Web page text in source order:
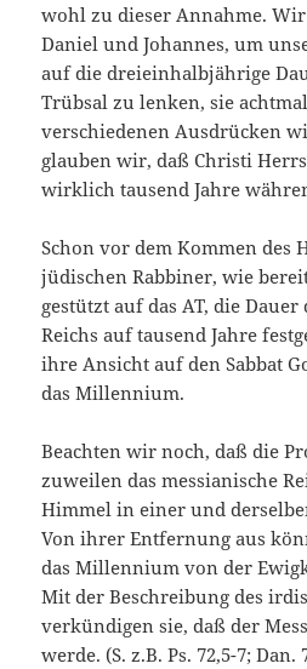
wohl zu dieser Annahme.
Daniel und Johannes, um
auf die dreieinhalbjährige
Trübsal zu lenken, sie
verschiedenen Ausdrücken
glauben wir, daß Christi
wirklich tausend Jahre
Schon vor dem Kommen des
jüdischen Rabbiner, wie
gestützt auf das AT, die Dauer
Reichs auf tausend Jahre
ihre Ansicht auf den Sabbat
das Millennium.
Beachten wir noch, daß die
zuweilen das messianische
Himmel in einer und
Von ihrer Entfernung aus
das Millennium von der
Mit der Beschreibung des
verkündigen sie, daß der
werde. (S. z.B. Ps. 72,5-7; Dan.